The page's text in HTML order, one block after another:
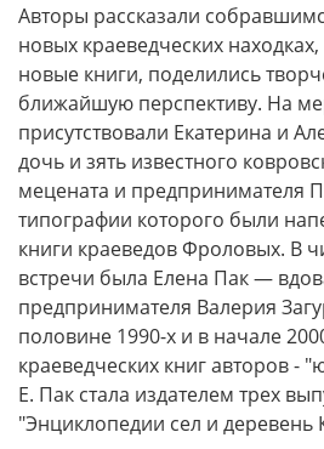
Авторы рассказали
новых краеведческих
новые книги, поделились
ближайшую перспективу. На
присутствовали Екатерина и
дочь и зять известного
мецената и предпринимателя
типографии которого были
книги краеведов Фроловых. В
встречи была Елена Пак —
предпринимателя Валерия
половине 1990-х и в начале
краеведческих книг авторов -
Е. Пак стала издателем трех
"Энциклопедии сел и деревень